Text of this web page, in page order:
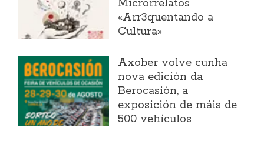
Microrrelatos
«Arr3quentando a
Cultura»
Axober volve cunha
nova edición da
Berocasión, a
exposición de máis de
500 vehículos